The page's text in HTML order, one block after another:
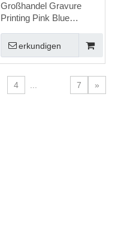
Großhandel Gravure
Printing Pink Blue
erkundigen
4 7 »